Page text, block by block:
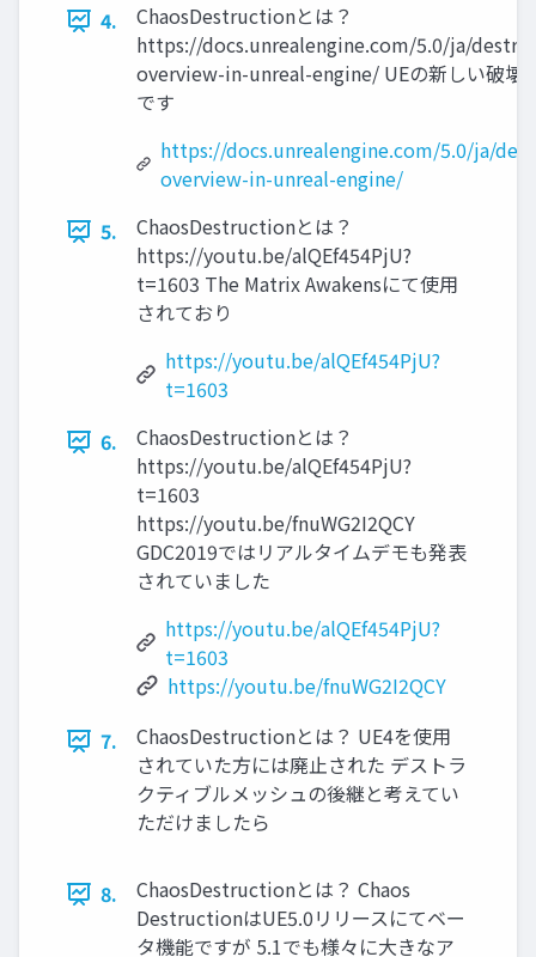
4.
ChaosDestructionとは？
https://docs.unrealengine.com/5.0/ja/
overview-in-unreal-engine/ UEの新しい破壊
です
https://docs.unrealengine.com/5.0/ja/
overview-in-unreal-engine/
5.
ChaosDestructionとは？
https://youtu.be/alQEf454PjU?
t=1603 The Matrix Awakensにて使用
されており
https://youtu.be/alQEf454PjU?
t=1603
6.
ChaosDestructionとは？
https://youtu.be/alQEf454PjU?
t=1603
https://youtu.be/fnuWG2I2QCY
GDC2019ではリアルタイムデモも発表
されていました
https://youtu.be/alQEf454PjU?
t=1603
https://youtu.be/fnuWG2I2QCY
7.
ChaosDestructionとは？ UE4を使用
されていた方には廃止された デストラ
クティブルメッシュの後継と考えてい
ただけましたら
8.
ChaosDestructionとは？ Chaos
DestructionはUE5.0リリースにてベー
タ機能ですが 5.1でも様々に大きなア